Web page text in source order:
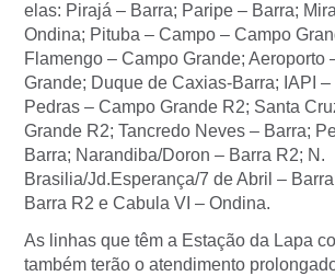
elas: Pirajá – Barra; Paripe – Barra;
Ondina; Pituba – Campo – Campo
Flamengo – Campo Grande; Aeroporto
Grande; Duque de Caxias-Barra; IAPI
Pedras – Campo Grande R2; Santa
Grande R2; Tancredo Neves – Barra;
Barra; Narandiba/Doron – Barra R2; N.
Brasilia/Jd.Esperança/7 de Abril –
Barra R2 e Cabula VI – Ondina.
As linhas que têm a Estação da Lapa
também terão o atendimento